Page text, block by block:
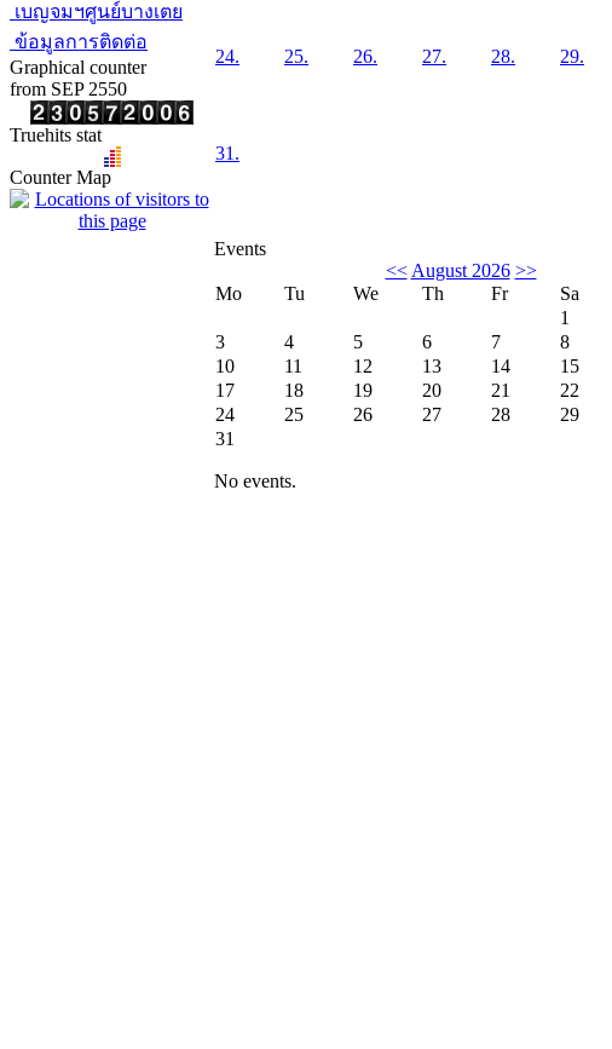
เบญจมฯศูนย์บางเตย
ข้อมูลการติดต่อ
Graphical counter
from SEP 2550
Truehits stat
Counter Map
24. 25. 26. 27. 28. 29.
31.
Events
<< August 2026 >>
Mo
Tu We Th Fr Sa
1
3
4 5 6 7 8
10
11 12 13 14 15
17
18 19 20 21 22
24
25 26 27 28 29
31
No events.